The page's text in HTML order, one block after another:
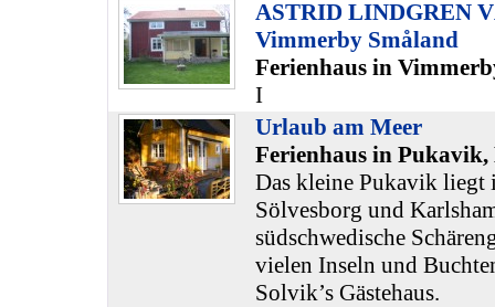
ASTRID LINDGREN
Vimmerby Småland
Ferienhaus in
I
Urlaub am Meer
Ferienhaus in Pukavik,
Das kleine Pukavik liegt
Sölvesborg und
südschwedische
vielen Inseln und
Solvik’s Gästehaus.